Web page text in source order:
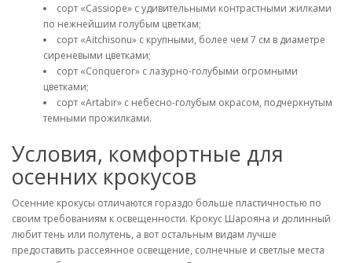
сорт «Сassiope» с удивительными контрастными жилками
по нежнейшим голубым цветкам;
сорт «Aitchisonu» с крупными, более чем 7 см в диаметре
сиреневыми цветками;
сорт «Conqueror» с лазурно-голубыми огромными
цветками;
сорт «Artabir» с небесно-голубым окрасом, подчеркнутым
темными прожилками.
Условия, комфортные для
осенних крокусов
Осенние крокусы отличаются гораздо больше пластичностью по
своим требованиям к освещенности. Крокус Шарояна и долинный
любит тень или полутень, а вот остальным видам лучше
предоставить рассеянное освещение, солнечные и светлые места